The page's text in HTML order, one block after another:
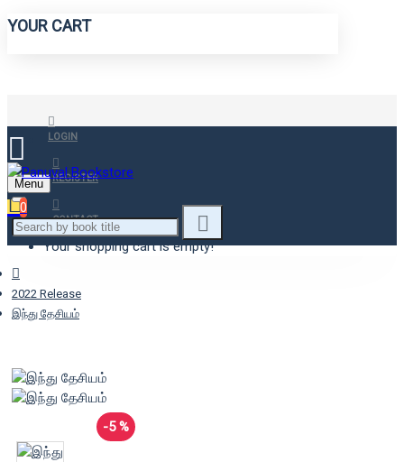
YOUR CART
LOGIN
REGISTER
CONTACT
Menu
0
Your shopping cart is empty!
2022 Release
இந்து தேசியம்
-5 %